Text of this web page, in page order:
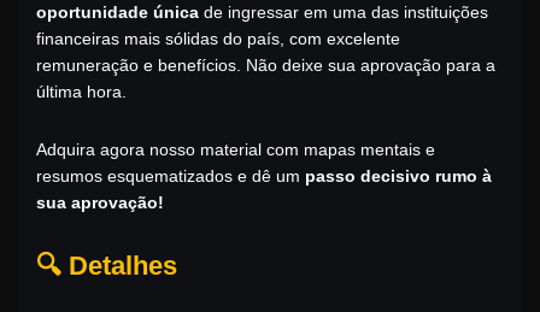
oportunidade única de ingressar em uma das instituições
financeiras mais sólidas do país, com excelente
remuneração e benefícios. Não deixe sua aprovação para a
última hora.
Adquira agora nosso material com mapas mentais e
resumos esquematizados e dê um passo decisivo rumo à
sua aprovação!
🔍 Detalhes